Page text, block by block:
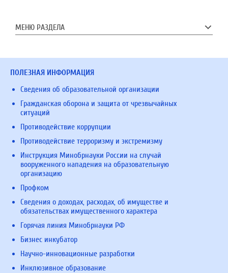
МЕНЮ РАЗДЕЛА
ПОЛЕЗНАЯ ИНФОРМАЦИЯ
Сведения об образовательной организации
Гражданская оборона и защита от чрезвычайных
ситуаций
Противодействие коррупции
Противодействие терроризму и экстремизму
Инструкция Минобрнауки России на случай
вооруженного нападения на образовательную
организацию
Профком
Сведения о доходах, расходах, об имуществе и
обязательствах имущественного характера
Горячая линия Минобрнауки РФ
Бизнес инкубатор
Научно-инновационные разработки
Инклюзивное образование